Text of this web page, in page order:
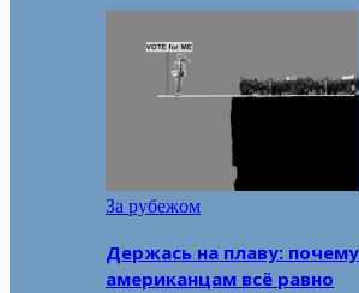
За рубежом
Держась на плаву:
американцам всё равно